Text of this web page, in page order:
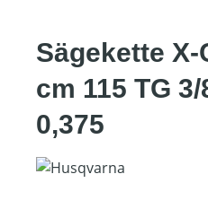
Sägekette X-
cm 115 TG
0,375